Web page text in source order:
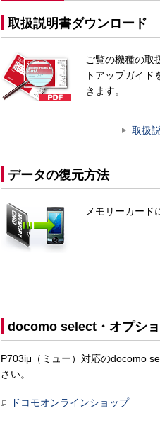
取扱説明書ダウンロード
ご覧の機種の取
トアップガイド
きます。
取扱
データの復元方法
メモリーカード
docomo select・オプシ
P703iμ（ミュー）対応のdocomo
さい。
ドコモオンラインショップ